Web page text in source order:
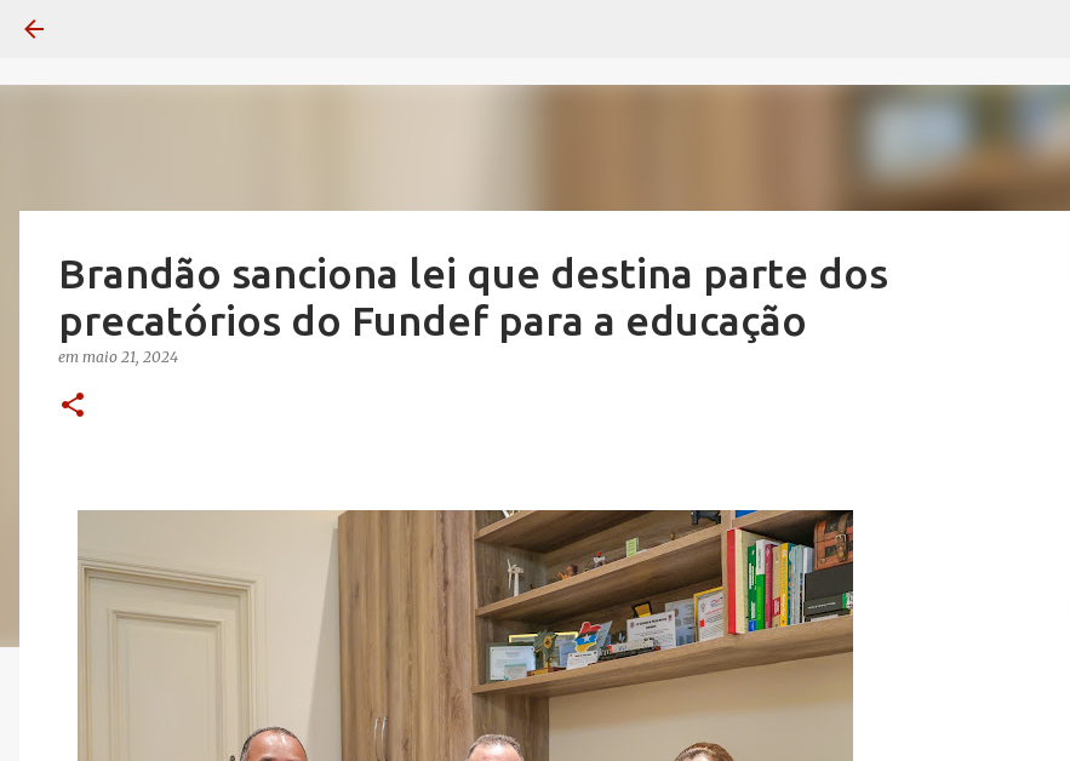
Brandão sanciona lei que destina parte dos
precatórios do Fundef para a educação
em maio 21, 2024